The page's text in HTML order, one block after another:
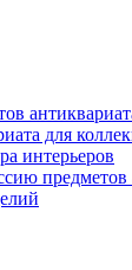
для
интерьеров
предметов